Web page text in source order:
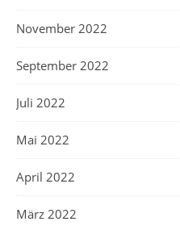
November 2022
September 2022
Juli 2022
Mai 2022
April 2022
März 2022